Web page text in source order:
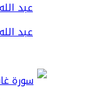
عبد